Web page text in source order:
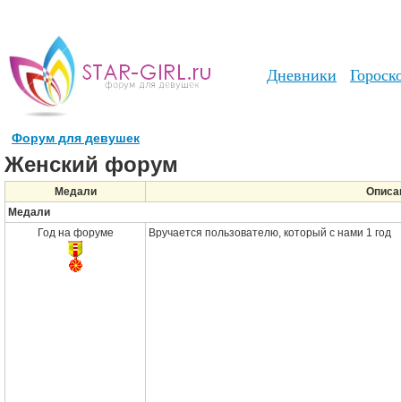
Дневники
Форум для девушек
Женский форум
Медали
Медали
Год на форуме
Вручается пользователю, который с нами 1 год